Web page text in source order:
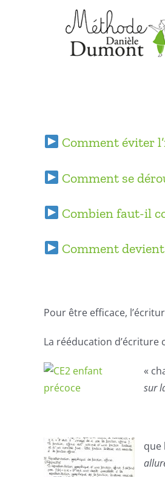
Comment éviter
Comment se
Combien faut-il
Comment
Pour être efficace,
La rééducation
«
sur
que